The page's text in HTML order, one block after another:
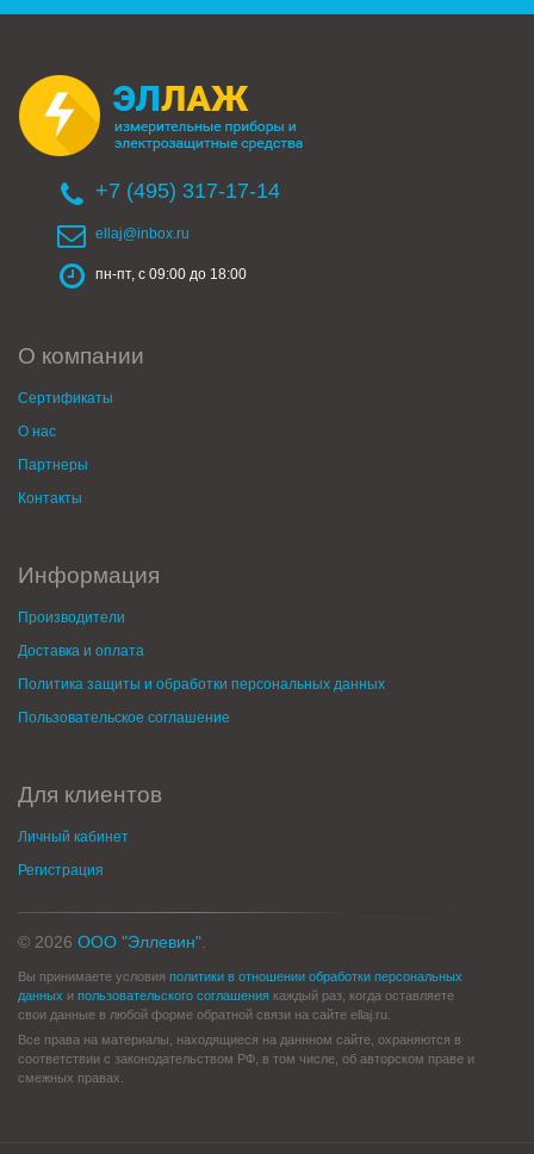
+7 (495) 317-17-14
ellaj@inbox.ru
пн-пт, с 09:00 до 18:00
О компании
Сертификаты
О нас
Партнеры
Контакты
Информация
Производители
Доставка и оплата
Политика защиты и обработки персональных данных
Пользовательское соглашение
Для клиентов
Личный кабинет
Регистрация
© 2026 ООО "Эллевин"
Вы принимаете условия политики в отношении обработки персональных
данных и пользовательского соглашения каждый раз, когда оставляете
свои данные в любой форме обратной связи на сайте ellaj.ru.
Все права на материалы, находящиеся на даннном сайте, охраняются в
соответствии с законодательством РФ, в том числе, об авторском праве и
смежных правах.